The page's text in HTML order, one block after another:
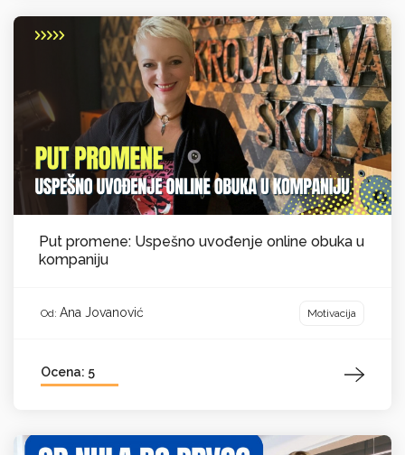
Put promene: Uspešno uvođenje online obuka u
kompaniju
Od: Ana Jovanović Motivacija
Ocena: 5